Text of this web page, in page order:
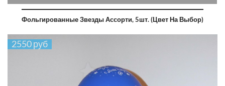
Фольгированные Звезды Ассорти, 5шт. (цвет На Выбор)
2550 руб